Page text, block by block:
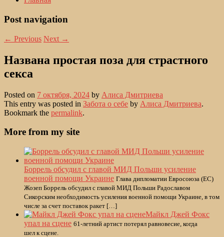
Post navigation
← Previous Next →
Названа простая поза для страстного
секса
Posted on 7 октября, 2024 by Алиса Дмитриева
This entry was posted in Забота о себе by Алиса Дмитриева.
Bookmark the permalink.
More from my site
Боррель обсудил с главой МИД Польши усиление
военной помощи Украине Глава дипломатии Евросоюза (ЕС)
Жозеп Боррель обсудил с главой МИД Польши Радославом
Сикорским необходимость усиления военной помощи Украине, в том
числе за счет поставок ракет […]
Майкл Джей Фокс
упал на сцене 61-летний артист потерял равновесие, когда
шел к сцене.